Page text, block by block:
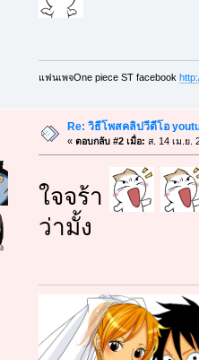
แฟนเพจOne piece ST facebook
Re: วิธีโพสคลิปวีดีโอ
« ตอบกลับ #2 เมื่อ: ส. 14 เม.ย.
ใจจร้า
ว่ามั้ง